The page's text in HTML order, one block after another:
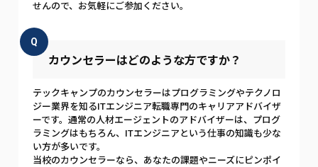
せんので、お気軽にご参加ください。
Q
カウンセラーはどのような方ですか？
テックキャンプのカウンセラーはプログラミングやテクノロ
ジー業界を知るITエンジニア転職専門のキャリアアドバイザ
ーです。通常の人材エージェントのアドバイザーは、プログ
ラミングはもちろん、ITエンジニアという仕事の知識も少な
い方が多いです。
当校のカウンセラーなら、あなたの課題やニーズにピンポイ